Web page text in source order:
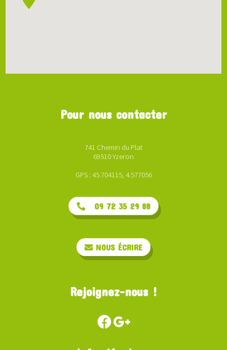
Pour nous contacter
741 Chemin du Plat
69510 Yzeron
GPS : 45.704115, 4.577056
09 72 35 29 88
NOUS ÉCRIRE
Rejoignez-nous !